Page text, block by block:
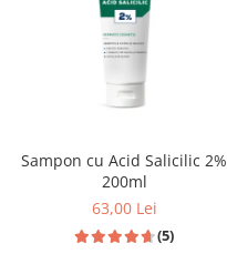
Sampon cu Acid Salicilic 2%
200ml
63,00 Lei
(5)